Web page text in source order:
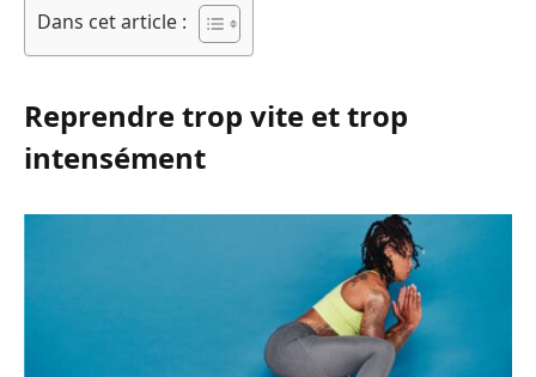
Dans cet article :
Reprendre trop vite et trop
intensément